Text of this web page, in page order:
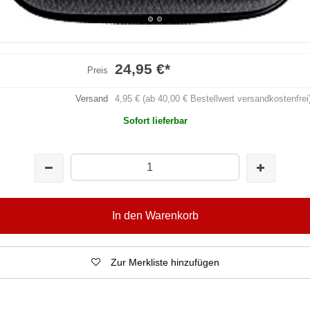
Preis 24,95 €*
Versand 4,95 € (ab 40,00 € Bestellwert
Sofort lieferbar
In den Warenkorb
Zur Merkliste hinzufügen